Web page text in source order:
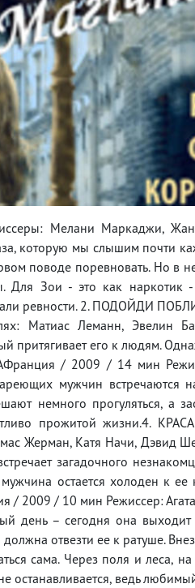
Мелани Маркаджи,
которую мы слышим почти
поводе поревновать. Но в
Для Зои - это как наркотик
ревности. 2. ПОДОЙДИ
Матиас Леманн, Эвелин
притягивает его к людям.
/ 2009 / 14 мин
мужчин встречаются
немного прогуляться, а
прожитой жизни.4.
Жерман, Катя Начи, Дэвид
загадочного
остается холоден к ее
/ 2009 / 10 мин Режиссер:
день – сегодня она выходит
отвезти ее к ратуше.
сама. Через поля и леса,
останавливается, ведь